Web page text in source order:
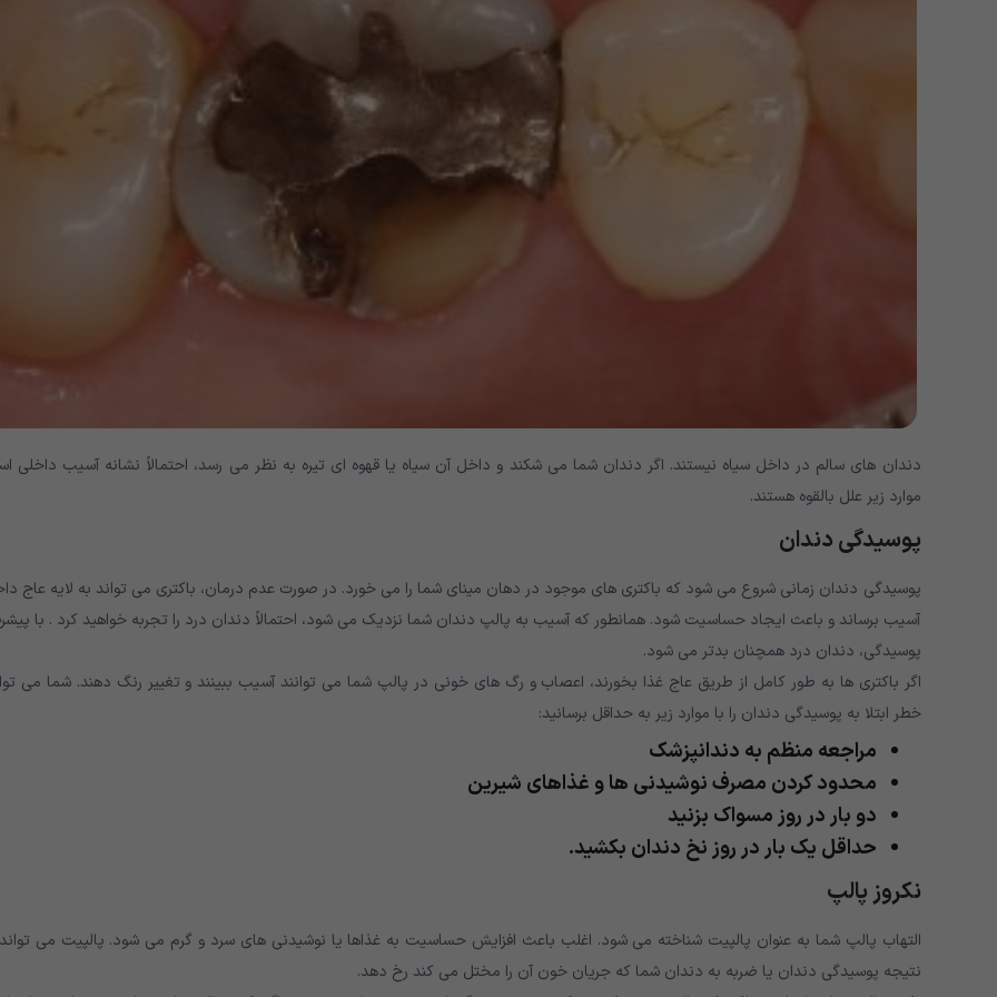
دندان های سالم در داخل سیاه نیستند. اگر دندان شما می شکند و داخل آن سیاه یا قهوه ای تیره به نظر می رسد، احتمالاً نشانه آسیب داخلی
موارد زیر علل بالقوه هستند.
پوسیدگی دندان
پوسیدگی دندان زمانی شروع می شود که باکتری های موجود در دهان مینای شما را می خورد. در صورت عدم درمان، باکتری می تواند به لایه عاج
آسیب برساند و باعث ایجاد حساسیت شود. همانطور که آسیب به پالپ دندان شما نزدیک می شود، احتمالاً دندان درد را تجربه خواهید کرد . با
پوسیدگی، دندان درد همچنان بدتر می شود.
اگر باکتری ها به طور کامل از طریق عاج غذا بخورند، اعصاب و رگ های خونی در پالپ شما می توانند آسیب ببینند و تغییر رنگ دهند. شما می
خطر ابتلا به پوسیدگی دندان را با موارد زیر به حداقل برسانید:
مراجعه منظم به دندانپزشک
محدود کردن مصرف نوشیدنی ها و غذاهای شیرین
دو بار در روز مسواک بزنید
حداقل یک بار در روز نخ دندان بکشید.
نکروز پالپ
التهاب پالپ شما به عنوان پالپیت شناخته می شود. اغلب باعث افزایش حساسیت به غذاها یا نوشیدنی های سرد و گرم می شود. پالپیت می
نتیجه پوسیدگی دندان یا ضربه به دندان شما که جریان خون آن را مختل می کند رخ دهد.